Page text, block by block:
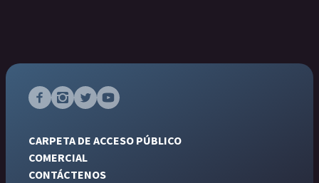
CARPETA DE ACCESO PÚBLICO
COMERCIAL
CONTÁCTENOS